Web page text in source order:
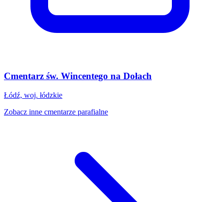
Cmentarz św. Wincentego na Dołach
Łódź, woj. łódzkie
Zobacz inne cmentarze parafialne